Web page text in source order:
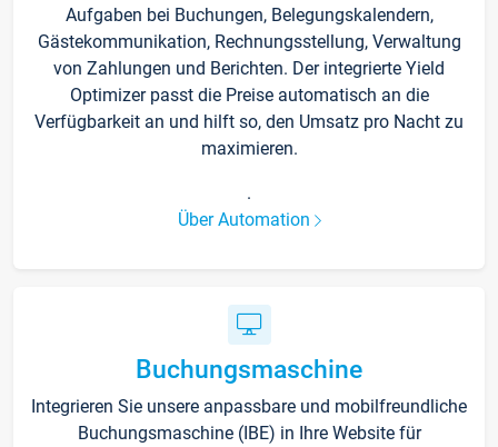
Aufgaben bei Buchungen, Belegungskalendern,
Gästekommunikation, Rechnungsstellung, Verwaltung
von Zahlungen und Berichten. Der integrierte Yield
Optimizer passt die Preise automatisch an die
Verfügbarkeit an und hilft so, den Umsatz pro Nacht zu
maximieren.
.
Über Automation
Buchungsmaschine
Integrieren Sie unsere anpassbare und mobilfreundliche
Buchungsmaschine (IBE) in Ihre Website für